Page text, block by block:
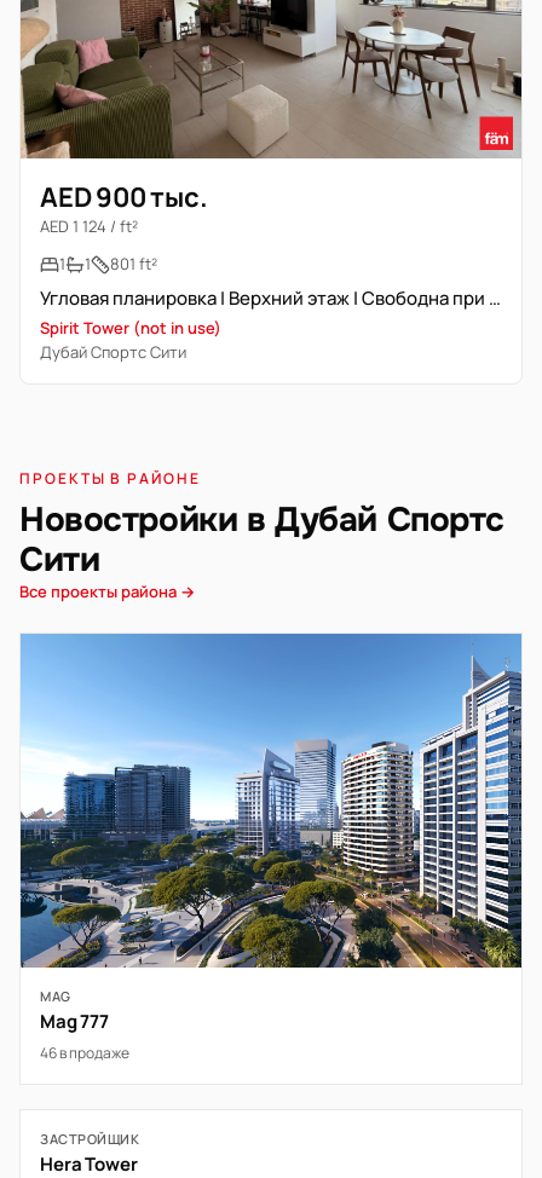
AED 900 тыс.
AED 1 124 / ft²
1
1 801 ft²
Угловая планировка | Верхний этаж | Свободна при передаче
Spirit Tower (not in use)
Дубай Спортс Сити
ПРОЕКТЫ В РАЙОНЕ
Новостройки в Дубай Спортс
Сити
Все проекты района →
MAG
Mag 777
46 в продаже
ЗАСТРОЙЩИК
Hera Tower